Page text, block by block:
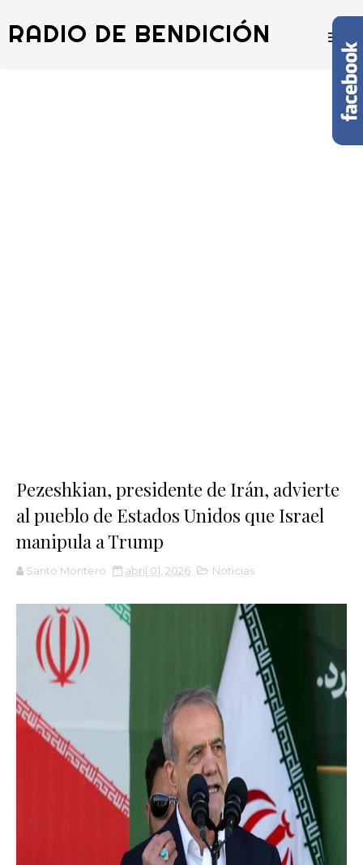
RADIO DE BENDICIÓN
Pezeshkian, presidente de Irán, advierte
al pueblo de Estados Unidos que Israel
manipula a Trump
Santo Montero abril 01, 2026 Noticias